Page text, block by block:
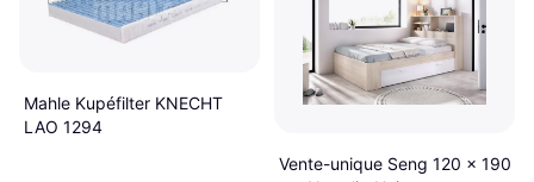
Mahle Kupéfilter KNECHT
LAO 1294
Vente-unique Seng 120 x 190